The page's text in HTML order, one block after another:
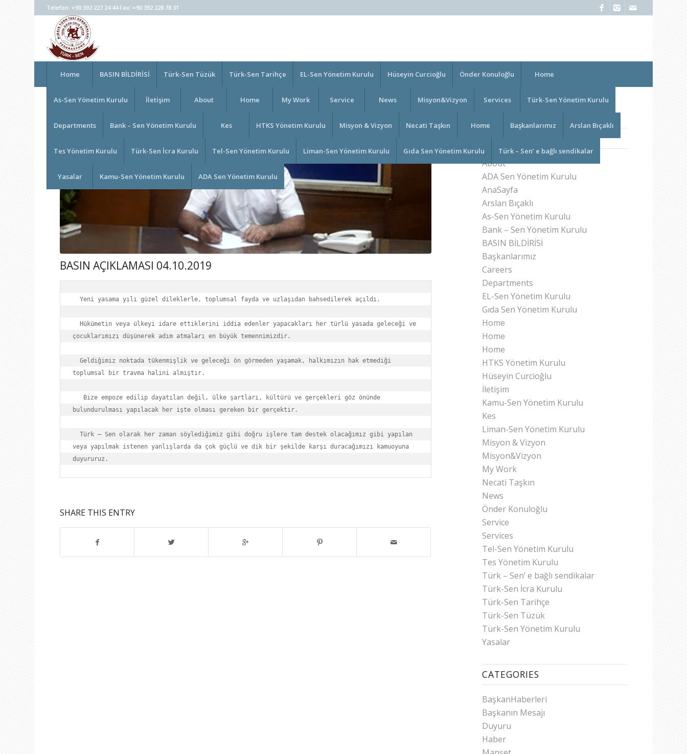
Telefon: +90 392 227 24 44 Fax: +90 392 228 78 31
Home BASIN BİLDİRİSİ Türk-Sen Tüzük Türk-Sen Tarihçe EL-Sen Yönetim Kurulu Hüseyin Curcioğlu Önder Konuloğlu Home
As-Sen Yönetim Kurulu İletişim About Home My Work Service News Misyon&Vizyon Services Türk-Sen Yönetim Kurulu
Departments Bank – Sen Yönetim Kurulu Kes HTKS Yönetim Kurulu Misyon & Vizyon Necati Taşkın Home Başkanlarımız Arslan Bıçaklı
Tes Yönetim Kurulu Türk-Sen İcra Kurulu Tel-Sen Yönetim Kurulu Liman-Sen Yönetim Kurulu Gıda Sen Yönetim Kurulu Türk – Sen’ e bağlı sendikalar
Yasalar Kamu-Sen Yönetim Kurulu ADA Sen Yönetim Kurulu
BASIN AÇIKLAMASI 04.10.2019
  Yeni yasama yılı güzel dileklerle, toplumsal fayda ve uzlaşıdan bahsedilerek açıldı.
çocuklarımızı düşünerek adım atmaları en büyük temennimizdir.
  Geldiğimiz noktada tükenmişlik ve geleceği ön görmeden yaşamak, halkımızın hak etmediği
toplumsal bir travma halini almıştır.
bulundurulması yapılacak her işte olması gereken bir gerçektir.
  Türk – Sen olarak her zaman söylediğimiz gibi doğru işlere tam destek olacağımız gibi yapılan
veya yapılmak istenen yanlışlarda da çok güçlü ve dik bir şekilde karşı duracağımızı kamuoyuna
duyururuz.
SHARE THIS ENTRY
PAGES
About
ADA Sen Yönetim Kurulu
AnaSayfa
Arslan Bıçaklı
As-Sen Yönetim Kurulu
Bank – Sen Yönetim Kurulu
BASIN BİLDİRİSİ
Başkanlarımız
Careers
Departments
EL-Sen Yönetim Kurulu
Gıda Sen Yönetim Kurulu
Home
Home
Home
HTKS Yönetim Kurulu
Hüseyin Curcioğlu
İletişim
Kamu-Sen Yönetim Kurulu
Kes
Liman-Sen Yönetim Kurulu
Misyon & Vizyon
Misyon&Vizyon
My Work
Necati Taşkın
News
Önder Konuloğlu
Service
Services
Tel-Sen Yönetim Kurulu
Tes Yönetim Kurulu
Türk – Sen’ e bağlı sendikalar
Türk-Sen İcra Kurulu
Türk-Sen Tarihçe
Türk-Sen Tüzük
Türk-Sen Yönetim Kurulu
Yasalar
CATEGORIES
BaşkanHaberleri
Başkanın Mesajı
Duyuru
Haber